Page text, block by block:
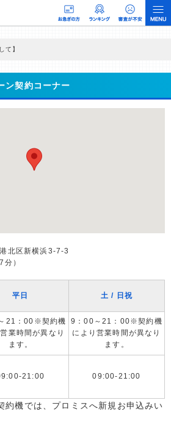
て】
く、当編集部の調査／ユーザーへの口コミ収集な
報提供を行っています。
ン契約コーナー
北区新横浜3-7-3
）
平日 土 / 日祝
21：00※契約機
業時間が異なり
ます。
9：00～21：00※契約機
により営業時間が異なり
ます。
21:00 09:00-21:00
機では、プロミスへ新規お申込みい